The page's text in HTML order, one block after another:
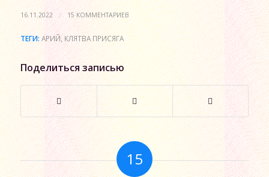
16.11.2022 / 15 КОММЕНТАРИЕВ
ТЕГИ:АРИЙ,КЛЯТВА ПРИСЯГА
Поделиться записью
15